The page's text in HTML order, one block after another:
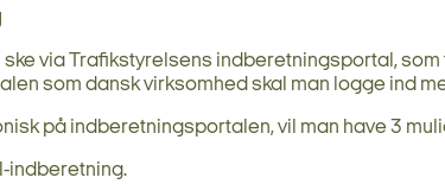
via Trafikstyrelsens indberetningsportal,
som dansk virksomhed skal man logge ind
på indberetningsportalen, vil man have 3
indberetning.